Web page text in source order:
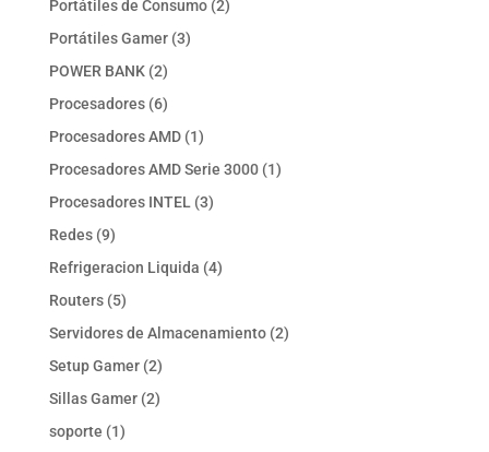
Portátiles de Consumo 22
Portátiles Gamer 33
POWER BANK 22
productos
Procesadores 66
productos
Procesadores AMD 11
producto
Procesadores AMD Serie 3000 11
Procesadores INTEL 33
Redes 99
productos
Refrigeracion Liquida 44
Routers 55
productos
Servidores de Almacenamiento 22
Setup Gamer 22
productos
Sillas Gamer 22
soporte 11